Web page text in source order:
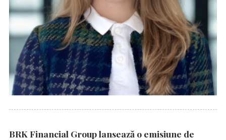
BRK Financial Group lansează o emisiune de